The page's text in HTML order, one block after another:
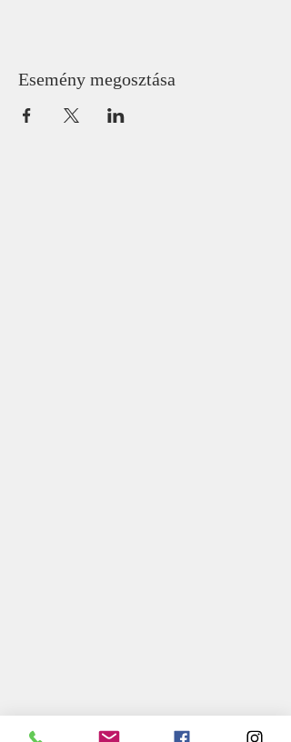
Esemény megosztása